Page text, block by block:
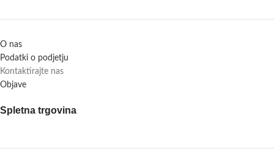
O nas
Podatki o podjetju
Kontaktirajte nas
Objave
Spletna trgovina